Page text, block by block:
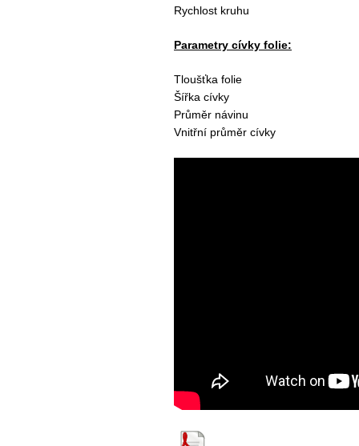
Rychlost kruhu
Parametry cívky folie:
Tloušťka folie
Šířka cívky
Průměr návinu
Vnitřní průměr cívky